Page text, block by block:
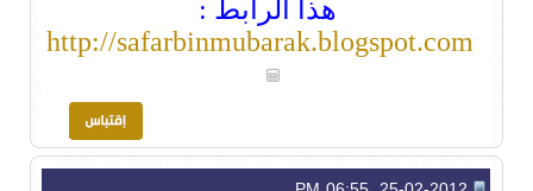
هذا الرابط :
http://safarbinmubarak.blogspot.com